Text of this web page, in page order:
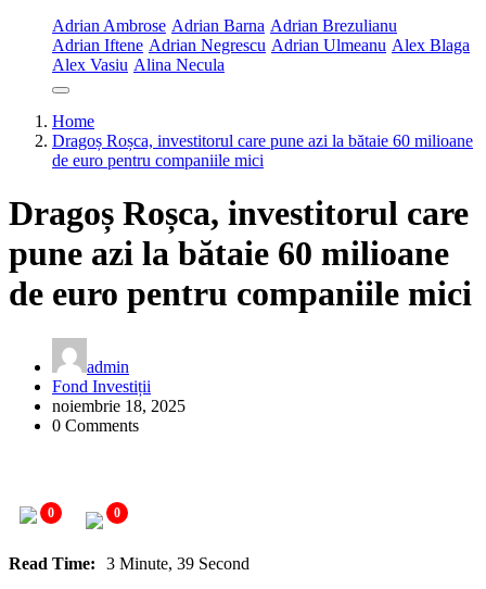
Adrian Ambrose Adrian Barna Adrian Brezulianu
Adrian Iftene Adrian Negrescu Adrian Ulmeanu Alex Blaga
Alex Vasiu Alina Necula
Home
Dragoș Roșca, investitorul care pune azi la bătaie 60 milioane
de euro pentru companiile mici
Dragoș Roșca, investitorul care
pune azi la bătaie 60 milioane
de euro pentru companiile mici
admin
Fond Investiții
noiembrie 18, 2025
0 Comments
0 0
Read Time:
3 Minute, 39 Second